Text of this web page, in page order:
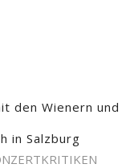
den Wienern und
in Salzburg